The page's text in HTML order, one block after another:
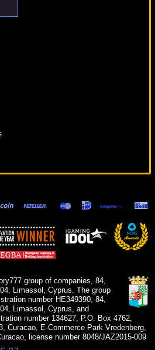
group of companies, 84,
Limassol, Cyprus. The group
number HE349390, 84,
Limassol, Cyprus, and
number 134627, P.O. Box 4762,
Curacao, E-Commerce Park Vredenberg,
license number 8048/JAZ2015-009